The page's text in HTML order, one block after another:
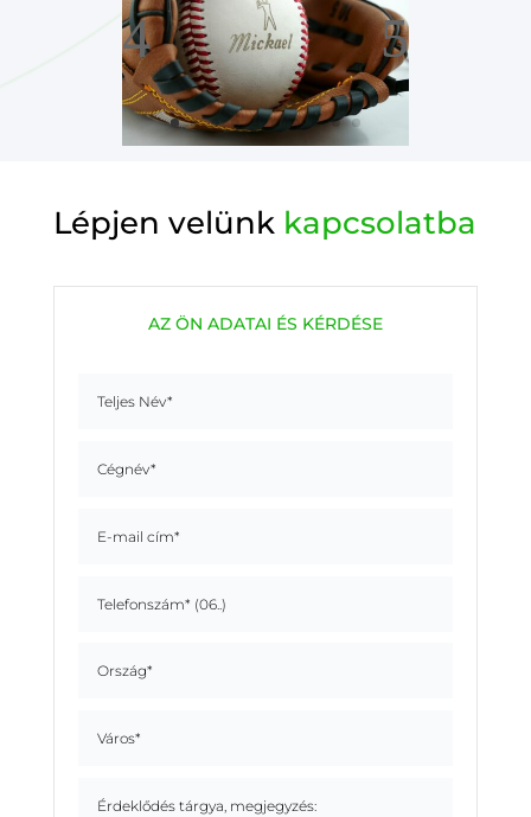
Lépjen velünk kapcsolatba
AZ ÖN ADATAI ÉS KÉRDÉSE